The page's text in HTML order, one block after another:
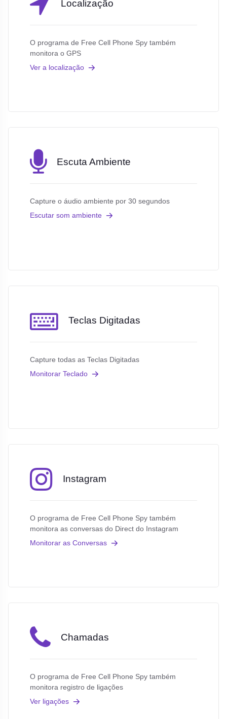
Localização
O programa de Free Cell Phone Spy também
monitora o GPS
Ver a localização
Escuta Ambiente
Capture o áudio ambiente por 30 segundos
Escutar som ambiente
Teclas Digitadas
Capture todas as Teclas Digitadas
Monitorar Teclado
Instagram
O programa de Free Cell Phone Spy também
monitora as conversas do Direct do Instagram
Monitorar as Conversas
Chamadas
O programa de Free Cell Phone Spy também
monitora registro de ligações
Ver ligações